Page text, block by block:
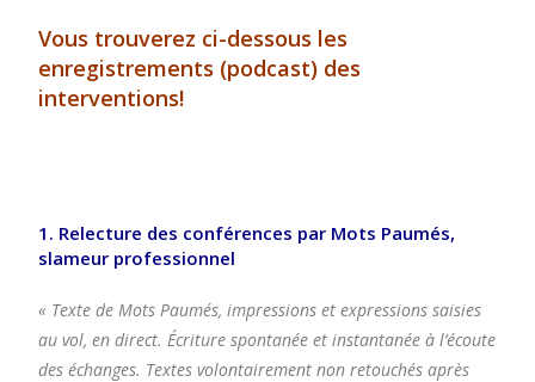
Vous trouverez ci-dessous les
enregistrements (podcast) des
interventions!
1. Relecture des conférences par Mots Paumés,
slameur professionnel
« Texte de Mots Paumés, impressions et expressions saisies
au vol, en direct. Écriture spontanée et instantanée à l’écoute
des échanges. Textes volontairement non retouchés après